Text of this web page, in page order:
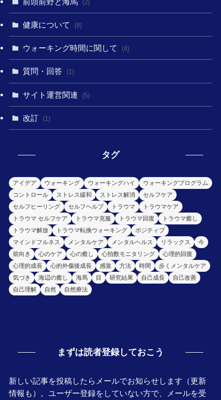
(2)
健康について (8)
ウォーキング時間に関して (4)
質問・回答 (1)
サイト運営関連 (5)
改訂 (1)
タグ
アイデア ウォーキング ウォーキングハイ
ウォーキングプログラム
コントロール
ストレス緩和 ストレス解消
セルフケア
セルフヒーリング
セルフヘルプ トラウマ
トラウマケア
トラウマ セルフケア
トラウマ克服 トラウマ回復
トラウマ癒し
トラウマ解放
トラウマ転換ウォーキング
ポジティブ
マインドフルネス
メンタルケア メンタルヘルス リラックス
今
前向き
心のケア 心の癒し 心拍数モニタリング
心理的回復
心理的成長
心的外傷後成長 感覚 方法 時間
歩くメンタルケア
気づき
海辺の癒し 海馬 目 研究結果 自己成長
自己改善
自己理解
自然 自然療法
まずは読者登録しておこう
新しい記事を投稿したらメールでお知らせします（更新
情報も）。ユーザー登録をしていない方で、メールを受